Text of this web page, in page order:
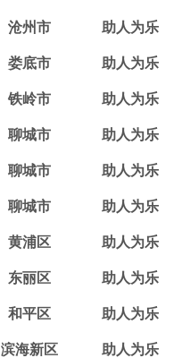
沧州市 助人为乐
娄底市 助人为乐
铁岭市 助人为乐
聊城市 助人为乐
聊城市 助人为乐
聊城市 助人为乐
黄浦区 助人为乐
东丽区 助人为乐
和平区 助人为乐
滨海新区 助人为乐